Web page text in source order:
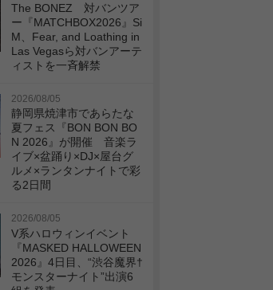
The BONEZ 対バンツア
ー『MATCHBOX2026』Si
M、Fear, and Loathing in
Las Vegasら対バンアーテ
ィストを一斉解禁
2026/08/05
静岡県焼津市であらたな
夏フェス『BON BON BO
N 2026』が開催 音楽ラ
イブ×盆踊り×DJ×屋台グ
ルメ×ランタンナイトで彩
る2日間
2026/08/05
V系ハロウィンイベント
『MASKED HALLOWEEN
2026』4日目、“渋谷魔界†
モンスターナイト”出演6